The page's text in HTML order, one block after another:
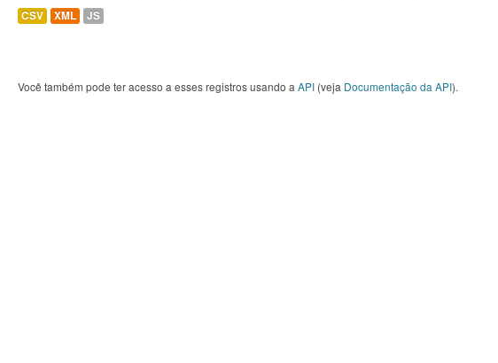
CSV XML JS
Você também pode ter acesso a esses registros usando a API (veja Documentação da API).